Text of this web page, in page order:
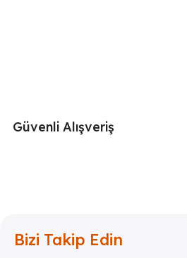
Güvenli Alışveriş
Bizi Takip Edin